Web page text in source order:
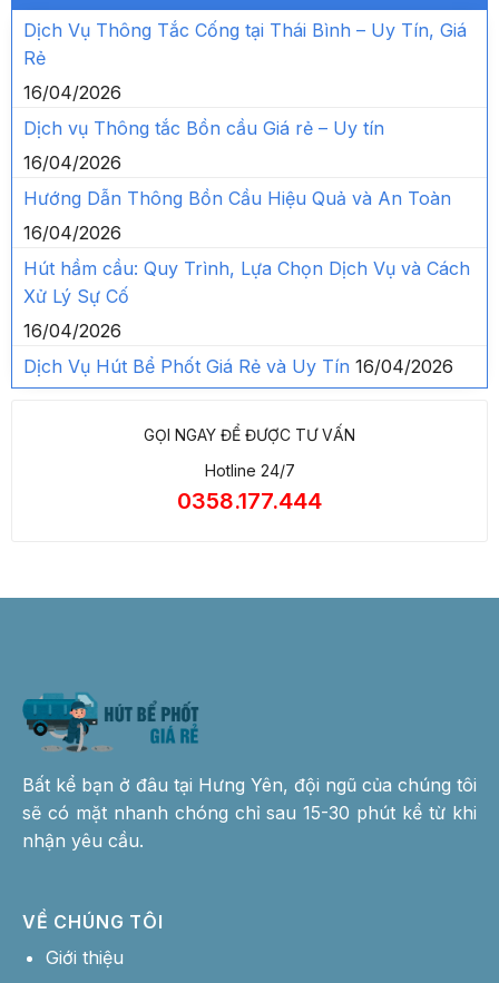
Dịch Vụ Thông Tắc Cống tại Thái Bình – Uy Tín, Giá
Rẻ
16/04/2026
Dịch vụ Thông tắc Bồn cầu Giá rẻ – Uy tín
16/04/2026
Hướng Dẫn Thông Bồn Cầu Hiệu Quả và An Toàn
16/04/2026
Hút hầm cầu: Quy Trình, Lựa Chọn Dịch Vụ và Cách
Xử Lý Sự Cố
16/04/2026
Dịch Vụ Hút Bể Phốt Giá Rẻ và Uy Tín 16/04/2026
GỌI NGAY ĐỂ ĐƯỢC TƯ VẤN
Hotline 24/7
0358.177.444
Bất kể bạn ở đâu tại Hưng Yên, đội ngũ của chúng tôi
sẽ có mặt nhanh chóng chỉ sau 15-30 phút kể từ khi
nhận yêu cầu.
VỀ CHÚNG TÔI
Giới thiệu